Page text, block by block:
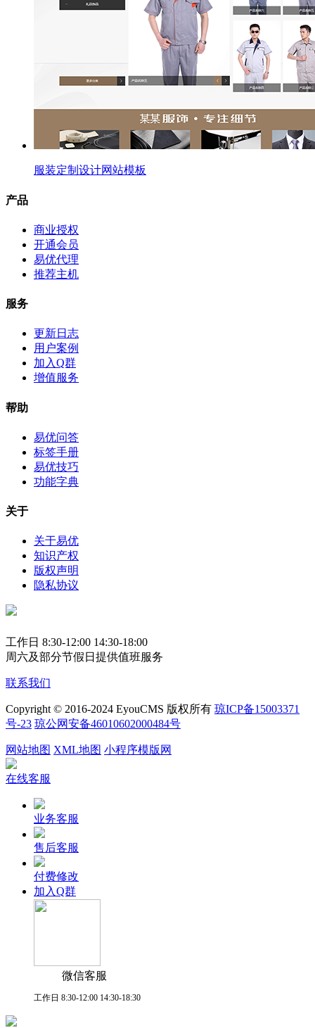
服装定制设计网站模板
产品
商业授权
开通会员
易优代理
推荐主机
服务
更新日志
用户案例
加入Q群
增值服务
帮助
易优问答
标签手册
易优技巧
功能字典
关于
关于易优
知识产权
版权声明
隐私协议
工作日 8:30-12:00 14:30-18:00
周六及部分节假日提供值班服务
联系我们
Copyright © 2016-2024 EyouCMS 版权所有 琼ICP备15003371
号-23 琼公网安备46010602000484号
网站地图 XML地图 小程序模版网
在线客服
业务客服
售后客服
付费修改
加入Q群
微信客服
工作日 8:30-12:00 14:30-18:30